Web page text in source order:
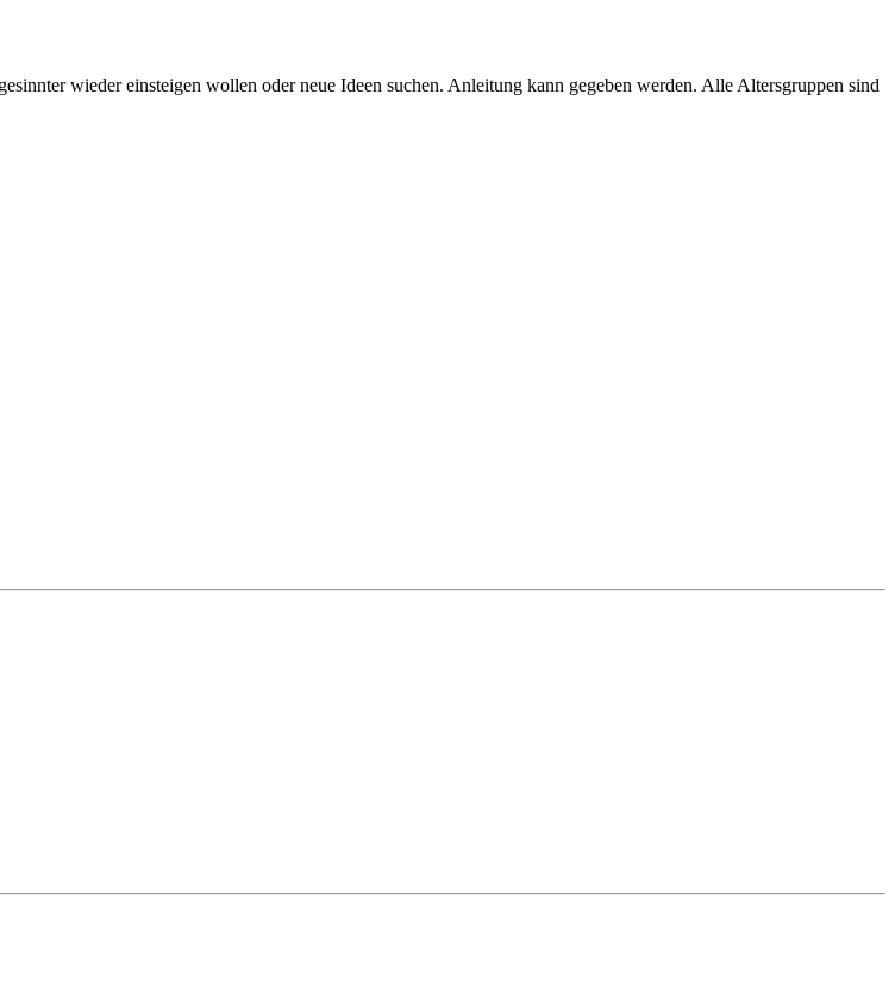
wieder einsteigen wollen oder neue Ideen suchen. Anleitung kann gegeben werden. Alle Altersgruppen sind